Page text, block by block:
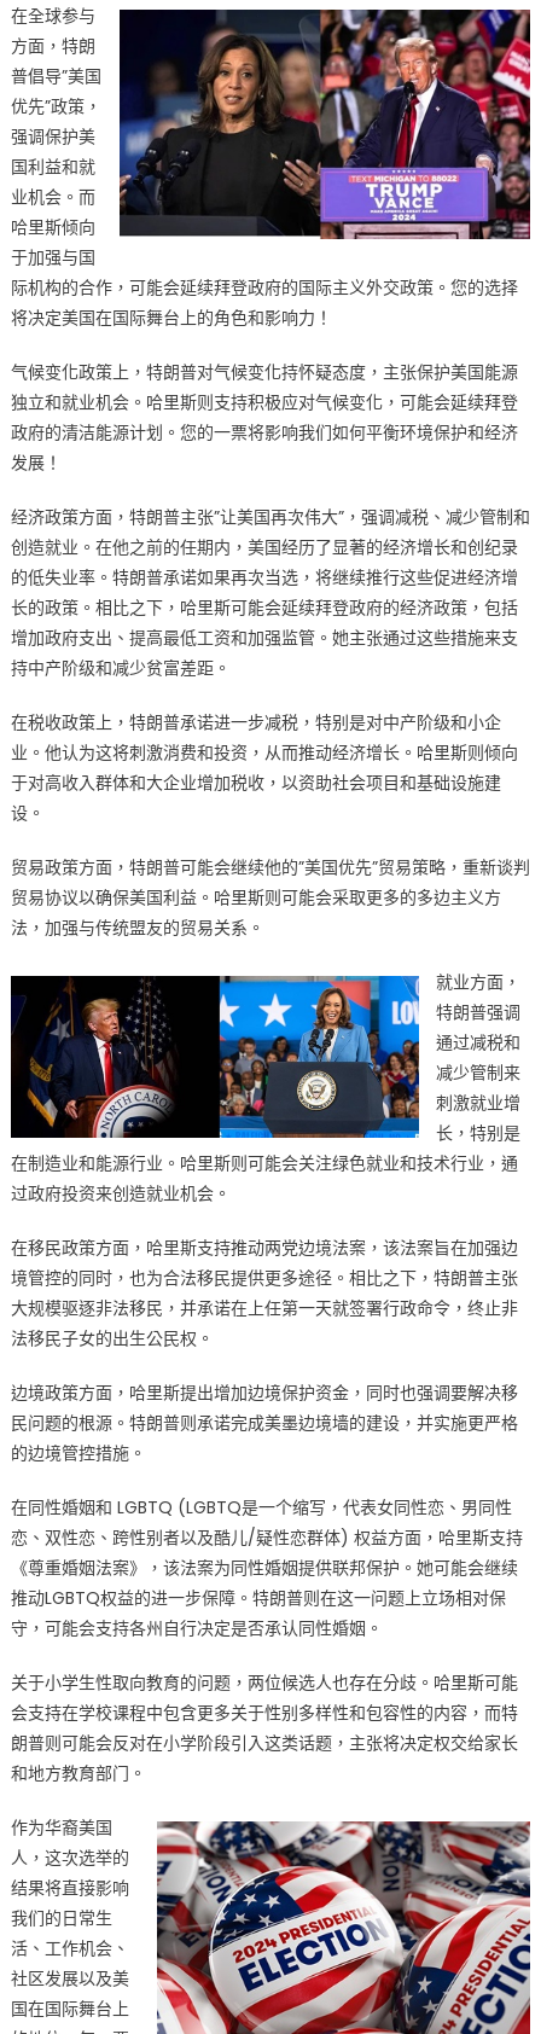
定
美
国
的
未
来！〉
在全球参与
方面，特朗
普倡导”美国
优先”政策，
强调保护美
国利益和就
业机会。而
哈里斯倾向
于加强与国
际机构的合作，可能会延续拜登政府的国际主义外交政策。您的选择
将决定美国在国际舞台上的角色和影响力！
气候变化政策上，特朗普对气候变化持怀疑态度，主张保护美国能源
独立和就业机会。哈里斯则支持积极应对气候变化，可能会延续拜登
政府的清洁能源计划。您的一票将影响我们如何平衡环境保护和经济
发展！
经济政策方面，特朗普主张”让美国再次伟大”，强调减税、减少管制和
创造就业。在他之前的任期内，美国经历了显著的经济增长和创纪录
的低失业率。特朗普承诺如果再次当选，将继续推行这些促进经济增
长的政策。相比之下，哈里斯可能会延续拜登政府的经济政策，包括
增加政府支出、提高最低工资和加强监管。她主张通过这些措施来支
持中产阶级和减少贫富差距。
在税收政策上，特朗普承诺进一步减税，特别是对中产阶级和小企
业。他认为这将刺激消费和投资，从而推动经济增长。哈里斯则倾向
于对高收入群体和大企业增加税收，以资助社会项目和基础设施建
设。
贸易政策方面，特朗普可能会继续他的”美国优先”贸易策略，重新谈判
贸易协议以确保美国利益。哈里斯则可能会采取更多的多边主义方
法，加强与传统盟友的贸易关系。
就业方面，
特朗普强调
通过减税和
减少管制来
刺激就业增
长，特别是
在制造业和能源行业。哈里斯则可能会关注绿色就业和技术行业，通
过政府投资来创造就业机会。
在移民政策方面，哈里斯支持推动两党边境法案，该法案旨在加强边
境管控的同时，也为合法移民提供更多途径。相比之下，特朗普主张
大规模驱逐非法移民，并承诺在上任第一天就签署行政命令，终止非
法移民子女的出生公民权。
边境政策方面，哈里斯提出增加边境保护资金，同时也强调要解决移
民问题的根源。特朗普则承诺完成美墨边境墙的建设，并实施更严格
的边境管控措施。
在同性婚姻和 LGBTQ (LGBTQ是一个缩写，代表女同性恋、男同性
恋、双性恋、跨性别者以及酷儿/疑性恋群体) 权益方面，哈里斯支持
《尊重婚姻法案》，该法案为同性婚姻提供联邦保护。她可能会继续
推动LGBTQ权益的进一步保障。特朗普则在这一问题上立场相对保
守，可能会支持各州自行决定是否承认同性婚姻。
关于小学生性取向教育的问题，两位候选人也存在分歧。哈里斯可能
会支持在学校课程中包含更多关于性别多样性和包容性的内容，而特
朗普则可能会反对在小学阶段引入这类话题，主张将决定权交给家长
和地方教育部门。
作为华裔美国
人，这次选举的
结果将直接影响
我们的日常生
活、工作机会、
社区发展以及美
国在国际舞台上